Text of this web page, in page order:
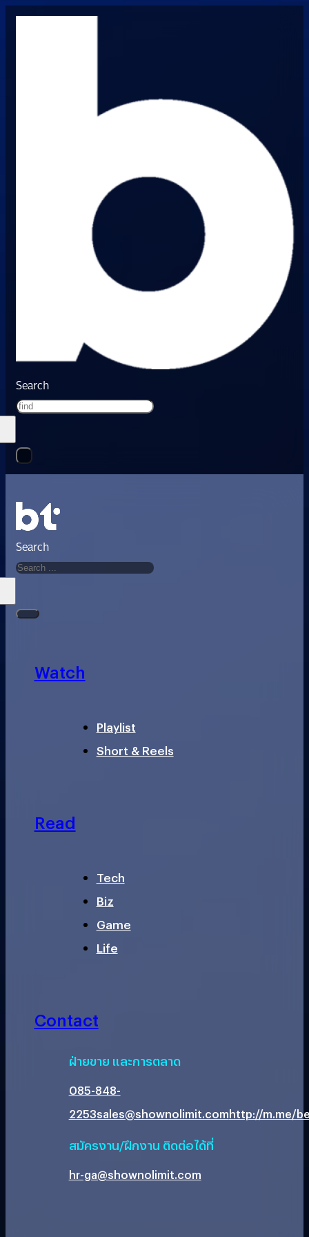
Search
Search
Watch
Playlist
Short & Reels
Read
Tech
Biz
Game
Life
Contact
ฝ่ายขาย และการตลาด
085-848-
2253sales@shownolimit.comhttp://m.me/
สมัครงาน/ฝึกงาน ติดต่อได้ที่
hr-ga@shownolimit.com